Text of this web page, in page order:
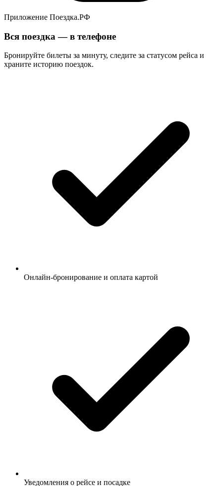
Приложение Поездка.РФ
Вся поездка — в телефоне
Бронируйте билеты за минуту, следите за статусом рейса и
храните историю поездок.
Онлайн-бронирование и оплата картой
Уведомления о рейсе и посадке